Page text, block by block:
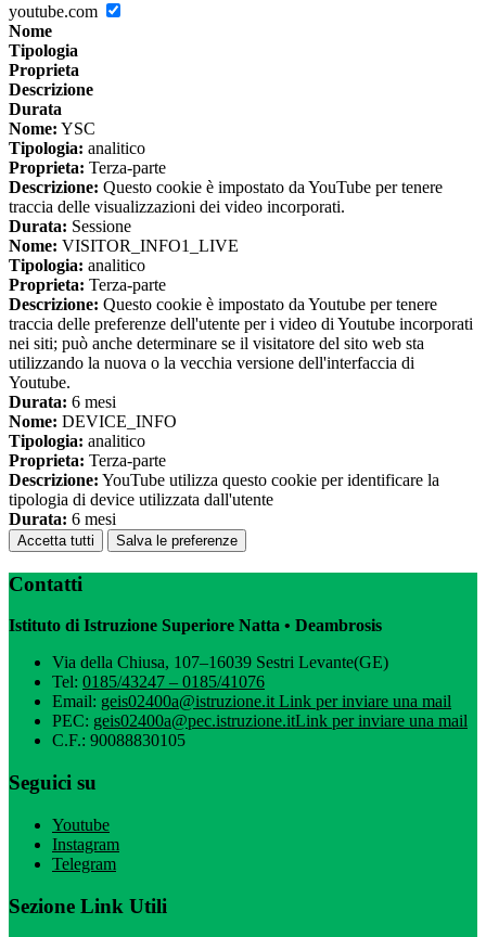
youtube.com
Nome
Tipologia
Proprieta
Descrizione
Durata
Nome: YSC
Tipologia: analitico
Proprieta: Terza-parte
Descrizione: Questo cookie è impostato da YouTube per tenere
traccia delle visualizzazioni dei video incorporati.
Durata: Sessione
Nome: VISITOR_INFO1_LIVE
Tipologia: analitico
Proprieta: Terza-parte
Descrizione: Questo cookie è impostato da Youtube per tenere
traccia delle preferenze dell'utente per i video di Youtube incorporati
nei siti; può anche determinare se il visitatore del sito web sta
utilizzando la nuova o la vecchia versione dell'interfaccia di
Youtube.
Durata: 6 mesi
Nome: DEVICE_INFO
Tipologia: analitico
Proprieta: Terza-parte
Descrizione: YouTube utilizza questo cookie per identificare la
tipologia di device utilizzata dall'utente
Durata: 6 mesi
Accetta tutti Salva le preferenze
Contatti
Istituto di Istruzione Superiore Natta • Deambrosis
Via della Chiusa, 107–16039 Sestri Levante(GE)
Tel: 0185/43247 – 0185/41076
Email: geis02400a@istruzione.itLink per inviare una mail
PEC: geis02400a@pec.istruzione.itLink per inviare una mail
C.F.: 90088830105
Seguici su
Youtube
Instagram
Telegram
Sezione Link Utili